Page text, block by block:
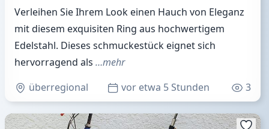
Verleihen Sie Ihrem Look einen Hauch von Eleganz
mit diesem exquisiten Ring aus hochwertigem
Edelstahl. Dieses schmuckestück eignet sich
hervorragend als …mehr
überregional
vor etwa 5 Stunden 3